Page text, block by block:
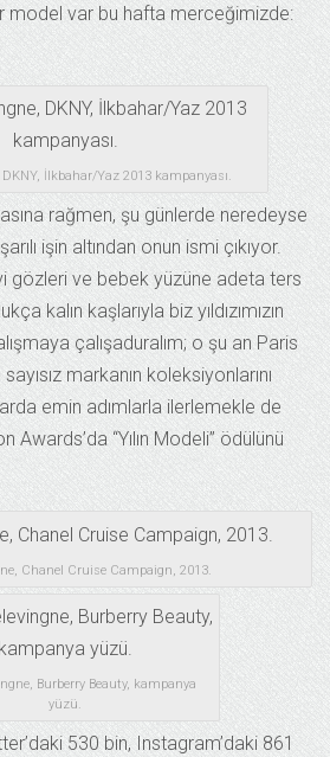
model var bu hafta merceğimizde:
İlkbahar/Yaz 2013 kampanyası.
rağmen, şu günlerde neredeyse
işin altından onun ismi çıkıyor.
gözleri ve bebek yüzüne adeta ters
kalın kaşlarıyla biz yıldızımızın
çalışaduralım; o şu an Paris
markanın koleksiyonlarını
emin adımlarla ilerlemekle de
Awards’da “Yılın Modeli” ödülünü
Chanel Cruise Campaign, 2013.
Burberry Beauty, kampanya
yüzü.
530 bin, Instagram’daki 861